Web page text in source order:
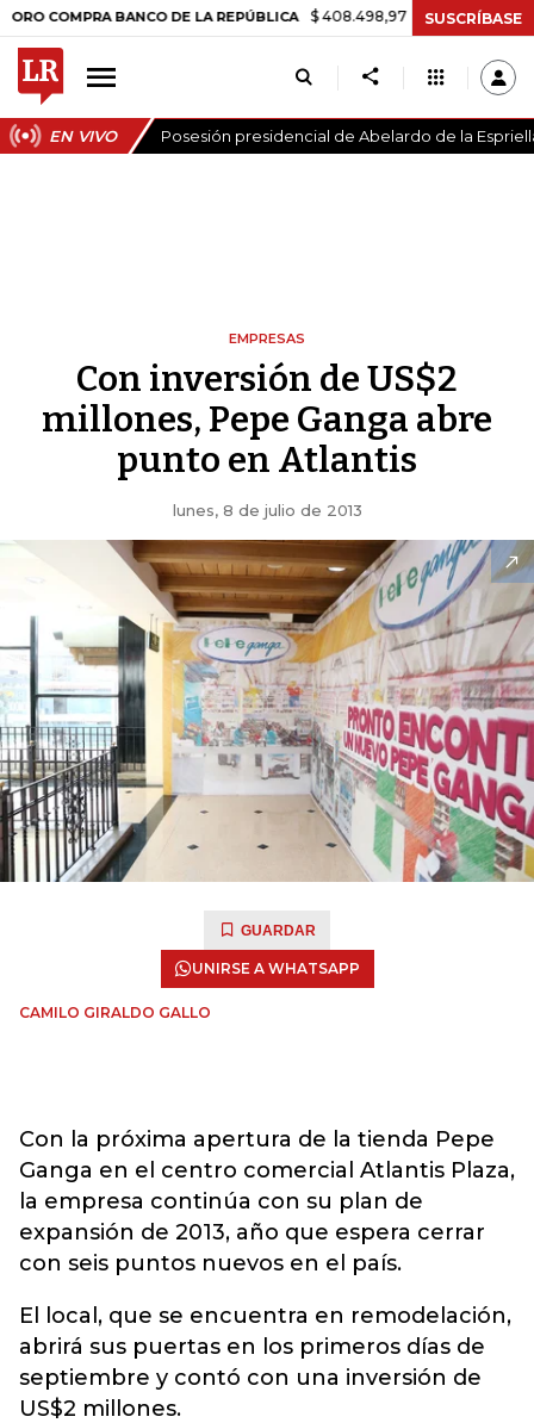
BANCO DE LA REPÚBLICA $ 408.498,97 +$ 8.753,81 +2,19%
SUSCRÍBASE
EN VIVO Posesión presidencial de Abelardo de la
EMPRESAS
Con inversión de US$2
millones, Pepe Ganga abre
punto en Atlantis
lunes, 8 de julio de 2013
GUARDAR
UNIRSE A WHATSAPP
CAMILO GIRALDO GALLO
Con la próxima apertura de la tienda Pepe
Ganga en el centro comercial Atlantis Plaza,
la empresa continúa con su plan de
expansión de 2013, año que espera cerrar
con seis puntos nuevos en el país.
El local, que se encuentra en remodelación,
abrirá sus puertas en los primeros días de
septiembre y contó con una inversión de
US$2 millones.